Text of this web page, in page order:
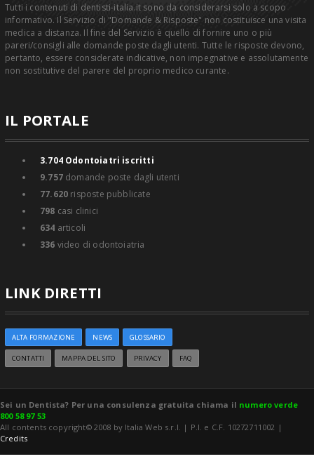
Tutti i contenuti di dentisti-italia.it sono da considerarsi solo a scopo
informativo. Il Servizio di "Domande & Risposte" non costituisce una visita
medica a distanza. Il fine del Servizio è quello di fornire uno o più
pareri/consigli alle domande poste dagli utenti. Tutte le risposte devono,
pertanto, essere considerate indicative, non impegnative e assolutamente
non sostitutive del parere del proprio medico curante.
IL PORTALE
3.704Odontoiatri iscritti
9.757domande poste dagli utenti
77.620 risposte pubblicate
798 casi clinici
634 articoli
336 video di odontoiatria
LINK DIRETTI
ALTA FORMAZIONE NEWS GLOSSARIO
CONTATTI MAPPA DEL SITO PRIVACY FAQ
Sei un Dentista? Per una consulenza gratuita chiama il numero verde
800 58 97 53
All contents copyright© 2008 by Italia Web s.r.l. | P.I. e C.F. 10272711002 |
Credits